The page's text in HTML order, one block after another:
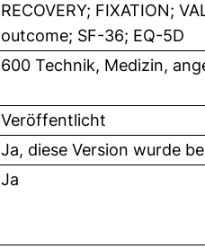
RECOVERY; FIXATION;
outcome; SF-36; EQ-5D
600 Technik, Medizin,
Veröffentlicht
Ja, diese Version wurde
Ja